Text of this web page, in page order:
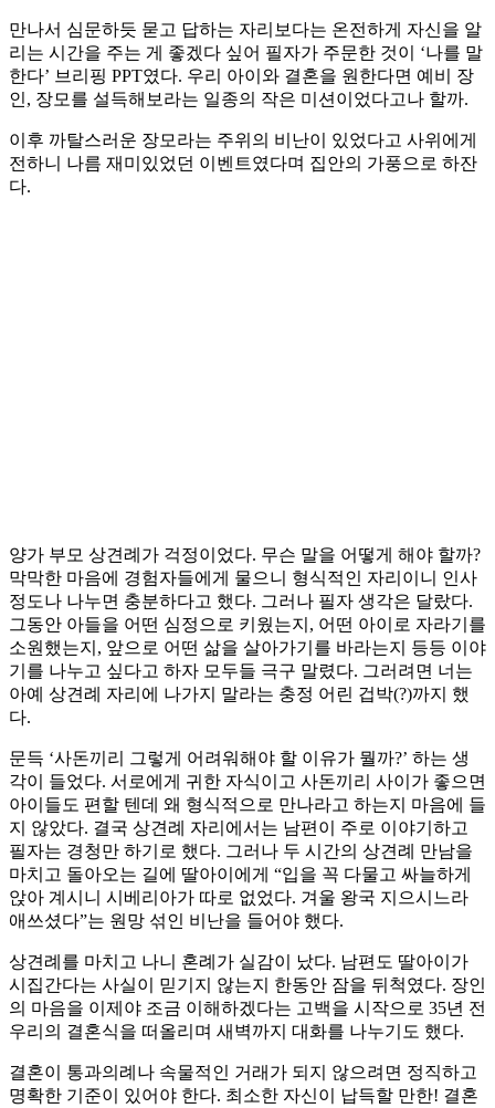
만나서 심문하듯 묻고 답하는 자리보다는 온전하게 자신을 알
리는 시간을 주는 게 좋겠다 싶어 필자가 주문한 것이 ‘나를 말
한다’ 브리핑 PPT였다. 우리 아이와 결혼을 원한다면 예비 장
인, 장모를 설득해보라는 일종의 작은 미션이었다고나 할까.
이후 까탈스러운 장모라는 주위의 비난이 있었다고 사위에게
전하니 나름 재미있었던 이벤트였다며 집안의 가풍으로 하잔
다.
양가 부모 상견례가 걱정이었다. 무슨 말을 어떻게 해야 할까?
막막한 마음에 경험자들에게 물으니 형식적인 자리이니 인사
정도나 나누면 충분하다고 했다. 그러나 필자 생각은 달랐다.
그동안 아들을 어떤 심정으로 키웠는지, 어떤 아이로 자라기를
소원했는지, 앞으로 어떤 삶을 살아가기를 바라는지 등등 이야
기를 나누고 싶다고 하자 모두들 극구 말렸다. 그러려면 너는
아예 상견례 자리에 나가지 말라는 충정 어린 겁박(?)까지 했
다.
문득 ‘사돈끼리 그렇게 어려워해야 할 이유가 뭘까?’ 하는 생
각이 들었다. 서로에게 귀한 자식이고 사돈끼리 사이가 좋으면
아이들도 편할 텐데 왜 형식적으로 만나라고 하는지 마음에 들
지 않았다. 결국 상견례 자리에서는 남편이 주로 이야기하고
필자는 경청만 하기로 했다. 그러나 두 시간의 상견례 만남을
마치고 돌아오는 길에 딸아이에게 “입을 꼭 다물고 싸늘하게
앉아 계시니 시베리아가 따로 없었다. 겨울 왕국 지으시느라
애쓰셨다”는 원망 섞인 비난을 들어야 했다.
상견례를 마치고 나니 혼례가 실감이 났다. 남편도 딸아이가
시집간다는 사실이 믿기지 않는지 한동안 잠을 뒤척였다. 장인
의 마음을 이제야 조금 이해하겠다는 고백을 시작으로 35년 전
우리의 결혼식을 떠올리며 새벽까지 대화를 나누기도 했다.
결혼이 통과의례나 속물적인 거래가 되지 않으려면 정직하고
명확한 기준이 있어야 한다. 최소한 자신이 납득할 만한! 결혼